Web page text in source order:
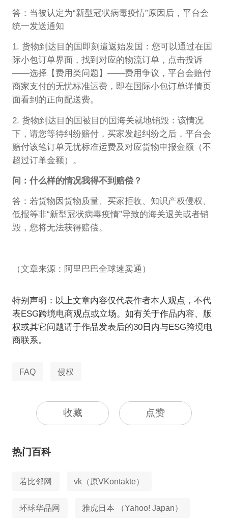
答：当被认定为“新型冠状病毒疫情”原因后，平台会
统一发送通知
1. 货物到达目的国即刻遣返始发国：您可以通过在国
际小包订单界面，找到对应的物流订单，点击投诉
——选择【费用类问题】——费用争议，平台会赔付
商家支付的无忧标准运费，即在国际小包订单详情页
面看到的正向配送费。
2. 货物到达目的国被目的国海关就地销毁：该情况
下，请您等待纠纷赔付，买家发起纠纷之后，平台会
赔付该笔订单无忧标准运费及对应货物申报金额（不
超过订单金额）。
问：什么样的情况我得不到赔偿？
答：若货物因货物质量、买家拒收、知识产权侵权、
低报等非“新型冠状病毒疫情”导致的海关退关或者销
毁，您将无法获得赔偿。
（文章来源：阿里巴巴全球速卖通）
特别声明：以上文章内容仅代表作者本人观点，不代
表ESG跨境电商观点或立场。如有关于作品内容、版
权或其它问题请于作品发表后的30日内与ESG跨境电
商联系。
FAQ 侵权
收藏 点赞
热门百科
若比邻网 vk（原VKontakte）
环球华品网 雅虎日本 （Yahoo! Japan）